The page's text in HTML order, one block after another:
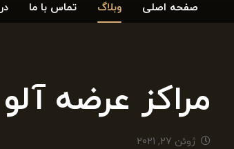
صفحه اصلی وبلاگ تماس با ما
مراکز عرضه
ژوئن 27, 2021